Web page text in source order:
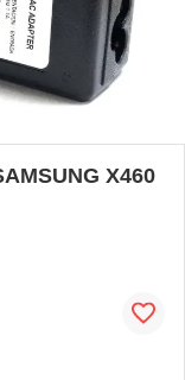
X460